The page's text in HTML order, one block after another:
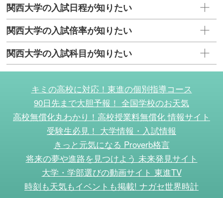
関西大学の入試日程が知りたい
関西大学の入試倍率が知りたい
関西大学の入試科目が知りたい
キミの高校に対応！東進の個別指導コース
90日先まで大胆予報！ 全国学校のお天気
高校無償化丸わかり！高校授業料無償化 情報サイト
受験生必見！ 大学情報・入試情報
きっと元気になる Proverb格言
将来の夢や進路を見つけよう 未来発見サイト
大学・学部選びの動画サイト 東進TV
時刻も天気もイベントも掲載! ナガセ世界時計